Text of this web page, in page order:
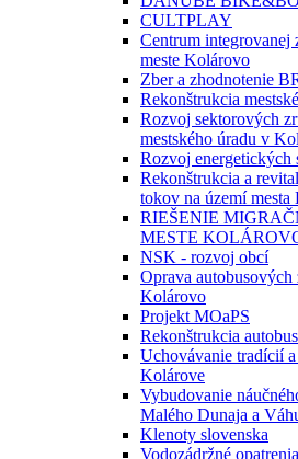
CULTPLAY
Centrum integrovanej
meste Kolárovo
Zber a zhodnotenie
Rekonštrukcia
Rozvoj sektorových
mestského úradu v
Rozvoj energetických
Rekonštrukcia a
tokov na území
RIEŠENIE
MESTE
NSK - rozvoj obcí
Oprava autobusových
Kolárovo
Projekt MOaPS
Rekonštrukcia
Uchovávanie tradícií
Kolárove
Vybudovanie
Malého Dunaja a
Klenoty slovenska
Vodozádržné